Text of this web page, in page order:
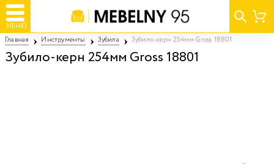
МЕНЮ
Главная Инструменты Зубила Зубило-керн 254мм Gross 18801
Зубило-керн 254мм Gross 18801